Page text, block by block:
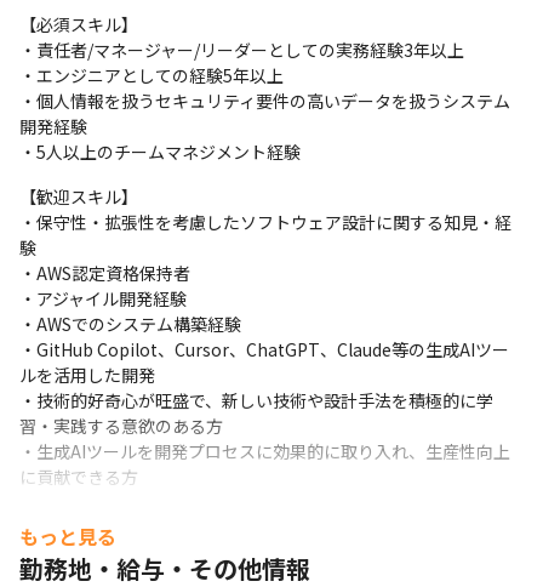
■フロントエンド：TypeScript
■バックエンド：TypeScript
■ユーザーアプリ：ReactNative
■HP：Next.js、WordPress
■Webアプリケーション：Hono、Laravel
■インフラ：AWS、Neon
■その他：GitHub、Auth0
【必須スキル】
・責任者/マネージャー/リーダーとしての実務経験3年以上
・エンジニアとしての経験5年以上
・個人情報を扱うセキュリティ要件の高いデータを扱うシステム
開発経験
・5人以上のチームマネジメント経験
【歓迎スキル】
・保守性・拡張性を考慮したソフトウェア設計に関する知見・経
験
・AWS認定資格保持者
・アジャイル開発経験
・AWSでのシステム構築経験
・GitHub Copilot、Cursor、ChatGPT、Claude等の生成AIツー
ルを活用した開発
・技術的好奇心が旺盛で、新しい技術や設計手法を積極的に学
習・実践する意欲のある方
・生成AIツールを開発プロセスに効果的に取り入れ、生産性向上
に貢献できる方
・体を動かす事が好き
・トレーニングジム（パーソナル含む）で通った事がある、これ
もっと見る
勤務地・給与・その他情報